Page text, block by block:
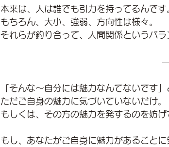
本来は、人は誰でも引力を持ってるんです
もちろん、大小、強弱、方向性は様々。
それらが釣り合って、人間関係というバラ
「そんな～自分には魅力なんてないです
ただご自身の魅力に気づいていないだけ。
もしくは、その方の魅力を発するのを妨げ
もし、あなたがご自身に魅力があることに